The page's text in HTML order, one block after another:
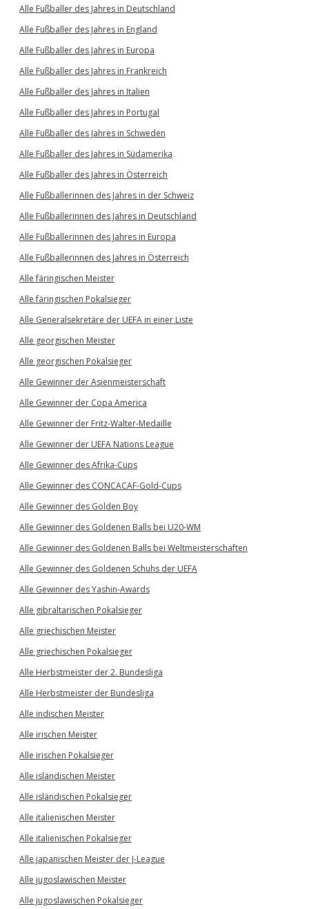
Alle Fußballer des Jahres in Deutschland
Alle Fußballer des Jahres in England
Alle Fußballer des Jahres in Europa
Alle Fußballer des Jahres in Frankreich
Alle Fußballer des Jahres in Italien
Alle Fußballer des Jahres in Portugal
Alle Fußballer des Jahres in Schweden
Alle Fußballer des Jahres in Südamerika
Alle Fußballer des Jahres in Österreich
Alle Fußballerinnen des Jahres in der Schweiz
Alle Fußballerinnen des Jahres in Deutschland
Alle Fußballerinnen des Jahres in Europa
Alle Fußballerinnen des Jahres in Österreich
Alle färingischen Meister
Alle färingischen Pokalsieger
Alle Generalsekretäre der UEFA in einer Liste
Alle georgischen Meister
Alle georgischen Pokalsieger
Alle Gewinner der Asienmeisterschaft
Alle Gewinner der Copa America
Alle Gewinner der Fritz-Walter-Medaille
Alle Gewinner der UEFA Nations League
Alle Gewinner des Afrika-Cups
Alle Gewinner des CONCACAF-Gold-Cups
Alle Gewinner des Golden Boy
Alle Gewinner des Goldenen Balls bei U20-WM
Alle Gewinner des Goldenen Balls bei Weltmeisterschaften
Alle Gewinner des Goldenen Schuhs der UEFA
Alle Gewinner des Yashin-Awards
Alle gibraltarischen Pokalsieger
Alle griechischen Meister
Alle griechischen Pokalsieger
Alle Herbstmeister der 2. Bundesliga
Alle Herbstmeister der Bundesliga
Alle indischen Meister
Alle irischen Meister
Alle irischen Pokalsieger
Alle isländischen Meister
Alle isländischen Pokalsieger
Alle italienischen Meister
Alle italienischen Pokalsieger
Alle japanischen Meister der J-League
Alle jugoslawischen Meister
Alle jugoslawischen Pokalsieger